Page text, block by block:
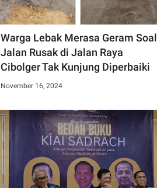
Warga Lebak Merasa Geram Soal
Jalan Rusak di Jalan Raya
Cibolger Tak Kunjung Diperbaiki
November 16, 2024